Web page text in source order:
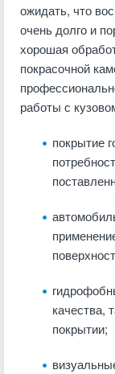
ожидать, что
очень долго и
хорошая
покрасочной
работы с
покрытие
качества,
покрытии;